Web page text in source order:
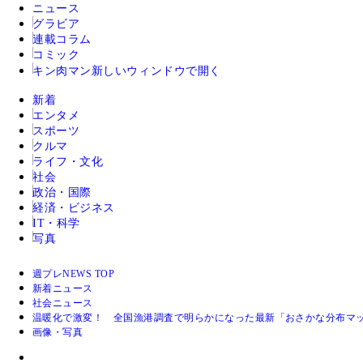
ニュース
グラビア
連載コラム
コミック
キン肉マン 新しいウィンドウで開く
新着
エンタメ
スポーツ
クルマ
ライフ・文化
社会
政治・国際
経済・ビジネス
IT・科学
写真
週プレNEWS TOP
新着ニュース
社会ニュース
温暖化で激変！ 全国漁港調査で明らかになった最新「おさかな分布マッ
画像・写真